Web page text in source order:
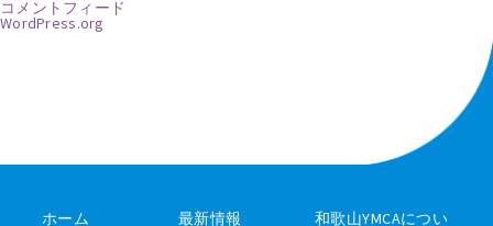
コメントフィード
WordPress.org
ホーム 最新情報 和歌山YMCAについ